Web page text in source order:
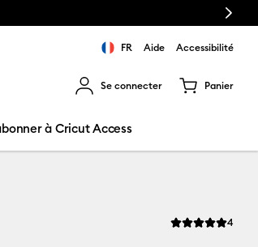
Next
FR Aide Accessibilité
Se connecter Panier
à Cricut Access
La note 4